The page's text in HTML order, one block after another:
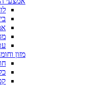
מזון